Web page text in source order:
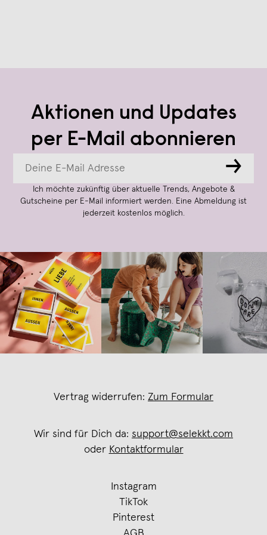
Aktionen und Updates
per E-Mail abonnieren
→
Ich möchte zukünftig über aktuelle Trends, Angebote &
Gutscheine per E-Mail informiert werden. Eine Abmeldung ist
jederzeit kostenlos möglich.
Vertrag widerrufen: Zum Formular
Wir sind für Dich da: support@selekkt.com
oder Kontaktformular
Instagram
TikTok
Pinterest